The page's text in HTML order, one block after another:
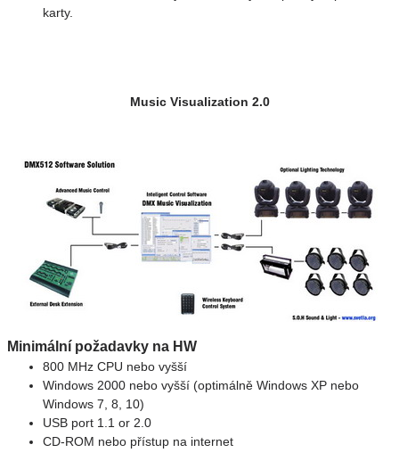
karty.
Music Visualization 2.0
Minimální požadavky na HW
800 MHz CPU nebo vyšší
Windows 2000 nebo vyšší (optimálně Windows XP nebo
Windows 7, 8, 10)
USB port 1.1 or 2.0
CD-ROM nebo přístup na internet